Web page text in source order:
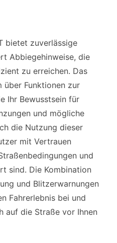
bietet zuverlässige
Abbiegehinweise, die
zu erreichen. Das
über Funktionen zur
Ihr Bewusstsein für
und mögliche
die Nutzung dieser
mit Vertrauen
und
sind. Die Kombination
und Blitzerwarnungen
Fahrerlebnis bei und
auf die Straße vor Ihnen